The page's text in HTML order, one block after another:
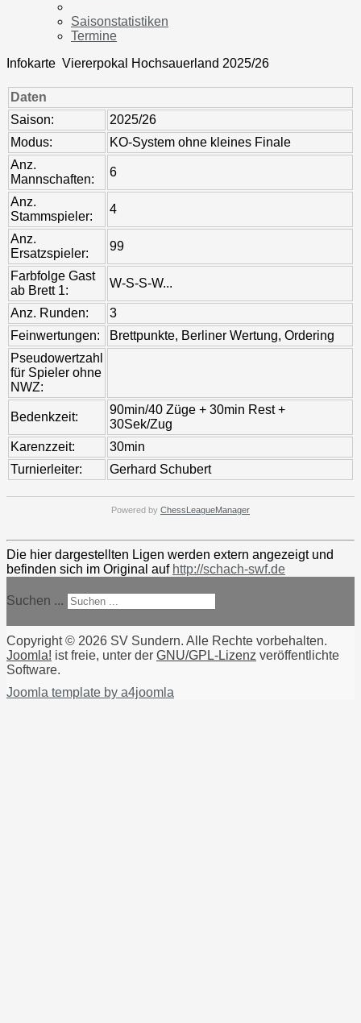
Saisonstatistiken
Termine
Infokarte Viererpokal Hochsauerland 2025/26
Daten
Saison:
2025/26
Modus:
KO-System ohne kleines Finale
Anz.
Mannschaften:
6
Anz.
Stammspieler:
4
Anz.
Ersatzspieler:
99
Farbfolge Gast
ab Brett 1:
W-S-S-W...
Anz. Runden:
3
Feinwertungen:
Brettpunkte, Berliner Wertung, Ordering
Pseudowertzahl
für Spieler ohne
NWZ:
Bedenkzeit:
90min/40 Züge + 30min Rest +
30Sek/Zug
Karenzzeit:
30min
Turnierleiter:
Gerhard Schubert
Powered by ChessLeagueManager
Die hier dargestellten Ligen werden extern angezeigt und
befinden sich im Original auf http://schach-swf.de
Suchen ...
Copyright © 2026 SV Sundern. Alle Rechte vorbehalten.
Joomla! ist freie, unter der GNU/GPL-Lizenz veröffentlichte
Software.
Joomla template by a4joomla